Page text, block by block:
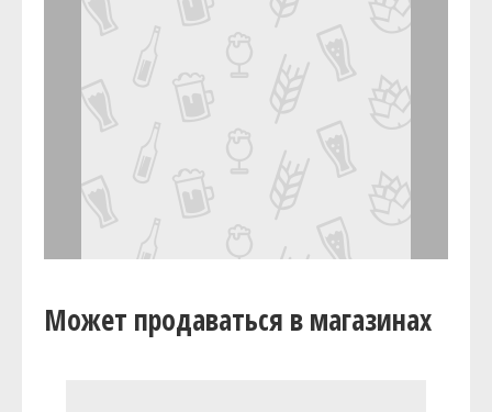
Может продаваться в магазинах